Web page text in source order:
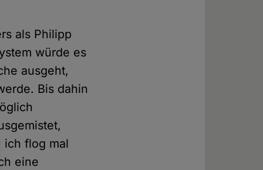
als Philipp
würde es
ausgeht,
Bis dahin
ich flog mal
eine